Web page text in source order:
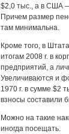
$2,0 тыс., а в США
Причем размер
там минимальна.
Кроме того, в
итогам 2008 г. в
предприятий, а
Увеличиваются и
1970 г. в сумме $2
взносы составили
Можно на такие
иногда посещать.